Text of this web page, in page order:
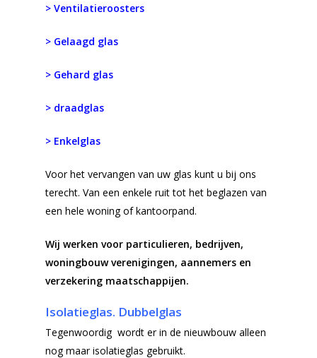
> Ventilatieroosters
> Gelaagd glas
> Gehard glas
> draadglas
> Enkelglas
Voor het vervangen van uw glas kunt u bij ons
terecht. Van een enkele ruit tot het beglazen van
een hele woning of kantoorpand.
Wij werken voor particulieren, bedrijven,
woningbouw verenigingen, aannemers en
verzekering maatschappijen.
Isolatieglas. Dubbelglas
Tegenwoordig wordt er in de nieuwbouw alleen
nog maar isolatieglas gebruikt.